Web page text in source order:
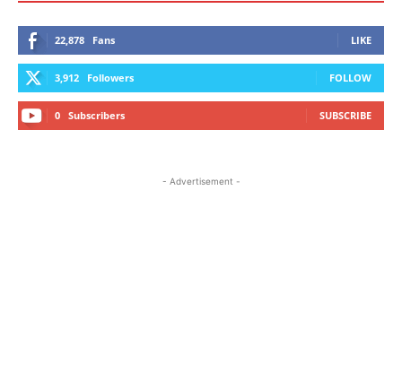
22,878 Fans LIKE
3,912 Followers FOLLOW
0 Subscribers SUBSCRIBE
- Advertisement -